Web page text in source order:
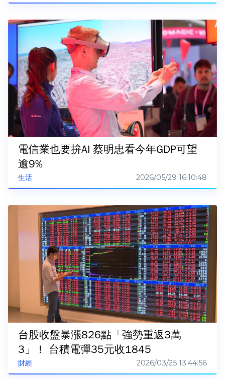
生活
電信業也要拚AI 蔡明忠看今年GDP可望
逾9%
2026/05/29 16:10:48
財經
台股收盤暴漲826點「強勢重返3萬
3」！ 台積電彈35元收1845
2026/03/25 13:44:56